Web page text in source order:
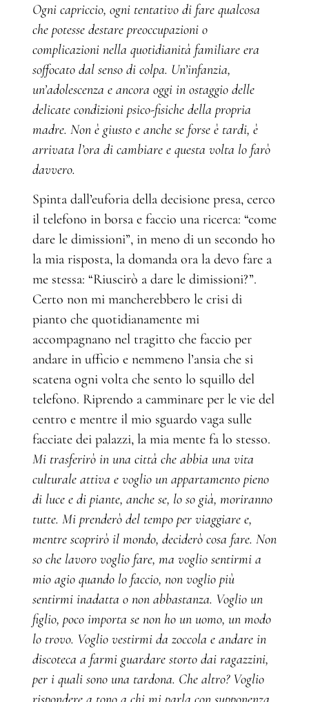
Ogni capriccio, ogni tentativo di fare qualcosa
che potesse destare preoccupazioni o
complicazioni nella quotidianità familiare era
soffocato dal senso di colpa. Un’infanzia,
un’adolescenza e ancora oggi in ostaggio delle
delicate condizioni psico-fisiche della propria
madre. Non è giusto e anche se forse è tardi, è
arrivata l’ora di cambiare e questa volta lo farò
davvero.
Spinta dall’euforia della decisione presa, cerco
il telefono in borsa e faccio una ricerca: “come
dare le dimissioni”, in meno di un secondo ho
la mia risposta, la domanda ora la devo fare a
me stessa: “Riuscirò a dare le dimissioni?”.
Certo non mi mancherebbero le crisi di
pianto che quotidianamente mi
accompagnano nel tragitto che faccio per
andare in ufficio e nemmeno l’ansia che si
scatena ogni volta che sento lo squillo del
telefono. Riprendo a camminare per le vie del
centro e mentre il mio sguardo vaga sulle
facciate dei palazzi, la mia mente fa lo stesso.
Mi trasferirò in una città che abbia una vita
culturale attiva e voglio un appartamento pieno
di luce e di piante, anche se, lo so già, moriranno
tutte. Mi prenderò del tempo per viaggiare e,
mentre scoprirò il mondo, deciderò cosa fare. Non
so che lavoro voglio fare, ma voglio sentirmi a
mio agio quando lo faccio, non voglio più
sentirmi inadatta o non abbastanza. Voglio un
figlio, poco importa se non ho un uomo, un modo
lo trovo. Voglio vestirmi da zoccola e andare in
discoteca a farmi guardare storto dai ragazzini,
per i quali sono una tardona. Che altro? Voglio